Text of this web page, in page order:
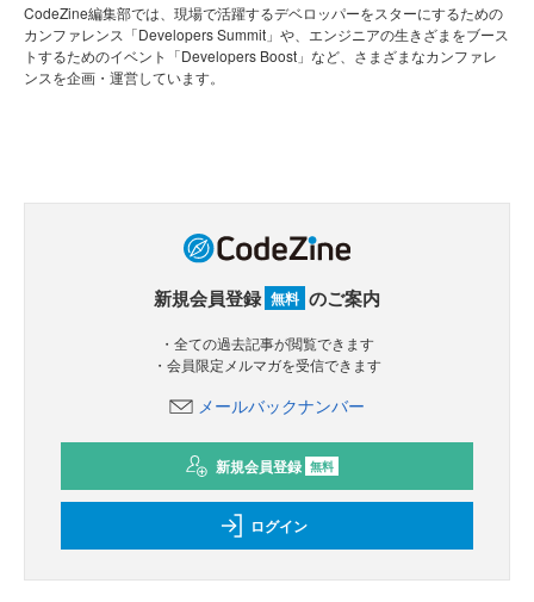
CodeZine編集部では、現場で活躍するデベロッパーをスターにするための
カンファレンス「Developers Summit」や、エンジニアの生きざまをブース
トするためのイベント「Developers Boost」など、さまざまなカンファレ
ンスを企画・運営しています。
新規会員登録 無料